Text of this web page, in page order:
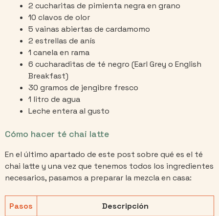
2 cucharitas de pimienta negra en grano
10 clavos de olor
5 vainas abiertas de cardamomo
2 estrellas de anís
1 canela en rama
6 cucharaditas de té negro (Earl Grey o English
Breakfast)
30 gramos de jengibre fresco
1 litro de agua
Leche entera al gusto
Cómo hacer té chai latte
En el último apartado de este post sobre qué es el té
chai latte y una vez que tenemos todos los ingredientes
necesarios, pasamos a preparar la mezcla en casa:
Pasos Descripción